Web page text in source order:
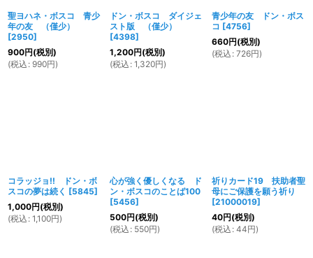
聖ヨハネ・ボスコ 青少
年の友 （僅少）
[2950]
900円(税別)
(税込 : 990円)
ドン・ボスコ ダイジェ
スト版 （僅少）
[4398]
1,200円(税別)
(税込 : 1,320円)
青少年の友 ドン・ボス
コ [4756]
660円(税別)
(税込 : 726円)
コラッジョ!! ドン・ボ
スコの夢は続く [5845]
1,000円(税別)
(税込 : 1,100円)
心が強く優しくなる ド
ン・ボスコのことば100
[5456]
500円(税別)
(税込 : 550円)
祈りカード19 扶助者聖
母にご保護を願う祈り
[21000019]
40円(税別)
(税込 : 44円)